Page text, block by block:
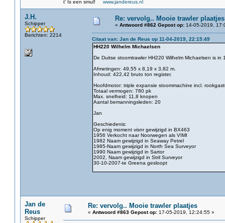
t' Is een smul! www.jandereus.nl
J.H.
Schipper
Berichten: 2214
Re: vervolg.. Mooie trawler plaatjes
« Antwoord #862 Gepost op:14-05-2019,
Citaat van: Jan de Reus op 11-04-2019, 22:15:49
HH220 Wilhelm Michaelsen
De Duitse stoomtrawler HH220 Wilhelm Michaelsen is
Afmetingen: 49,55 x 8,19 x 3,82 m.
Inhoud: 422,42 bruto ton register.
Hoofdmotor: triple expansie stoommachine incl.
Totaal vermogen: 780 pk
Max. snelheid: 11,8 knopen
Aantal bemanningsleden: 20
Jan
Geschiedenis:
Op enig moment visnr gewijzigd in BX463
1956 Verkocht naar Noorwegen als VIMI
1982 Naam gewijzigd in Seaway Petrel
1985-Naam gewijzigd in North Sea Surveyor
1990 Naam gewijzigd in Sartor
2002, Naam gewijzigd in Stril Surveyor
30-10-2007-te Greena gesloopt
Jan de
Reus
Schipper
Re: vervolg.. Mooie trawler plaatjes
« Antwoord #863 Gepost op:17-05-2019, 12:24:55 »